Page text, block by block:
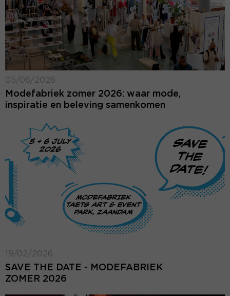
05/06/2026
Modefabriek zomer 2026: waar mode,
inspiratie en beleving samenkomen
19/02/2026
SAVE THE DATE - MODEFABRIEK
ZOMER 2026